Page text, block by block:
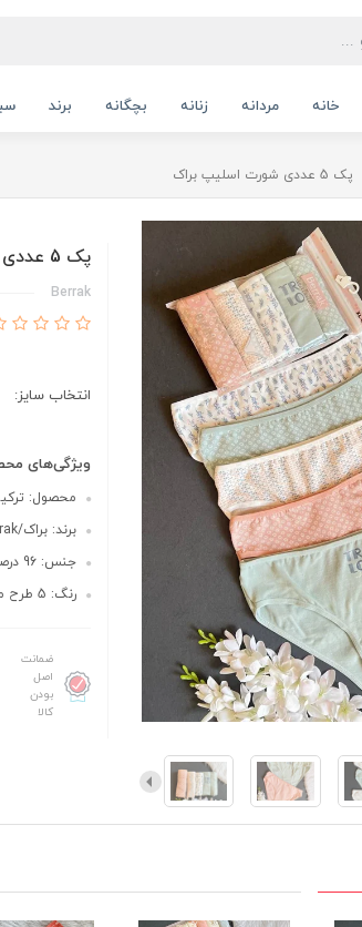
خانه مردانه زنانه بچگانه برند
پک 5 عددی شورت اسلیپ براک
پک 5 عددی شورت اسلیپ براک
Berrak
انتخاب سایز:
ویژگی‌های
محصول:
برند: براک/berrak
جنس: 96 درصد نخ - 4 درصد الستان
رنگ: 5 طرح متفاوت (طبق عکس)
ضمانت
اصل
بودن
کالا